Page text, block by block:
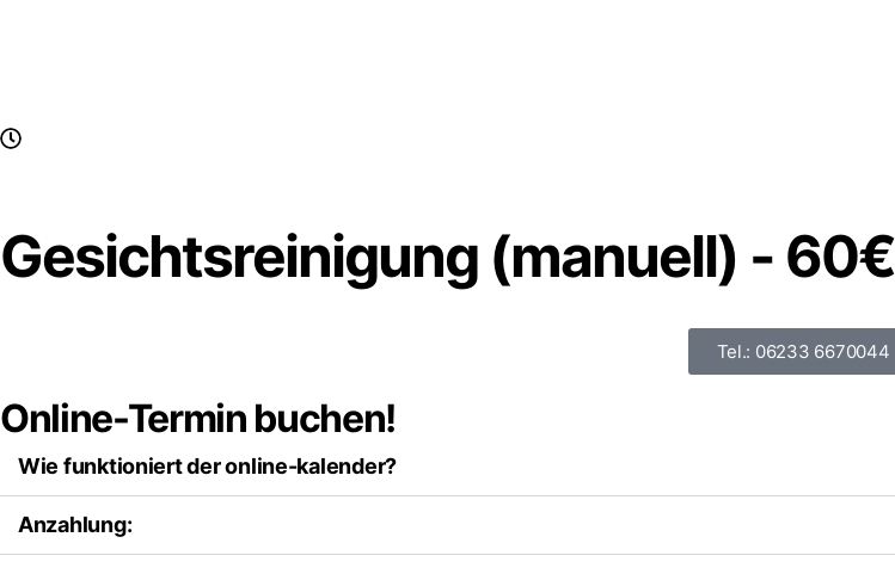
Gesichtsreinigung (manuell) - 60€
Tel.: 06233 6670044
Online-Termin buchen!
Wie funktioniert der online-kalender?
Anzahlung: